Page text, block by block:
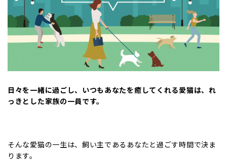
日々を一緒に過ごし、いつもあなたを癒してくれる愛猫は、れ
っきとした家族の一員です。
そんな愛猫の一生は、飼い主であるあなたと過ごす時間で決ま
ります。